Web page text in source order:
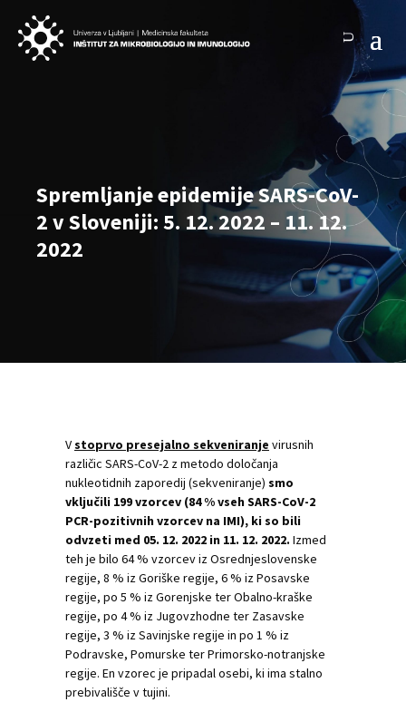
Spremljanje epidemije SARS-CoV-
2 v Sloveniji: 5. 12. 2022 – 11. 12.
2022
Vstoprvo presejalno sekveniranje virusnih
različic SARS-CoV-2 z metodo določanja
nukleotidnih zaporedij (sekveniranje) smo
vključili 199 vzorcev (84 % vseh SARS-CoV-2
PCR-pozitivnih vzorcev na IMI), ki so bili
odvzeti med 05. 12. 2022 in 11. 12. 2022. Izmed
teh je bilo 64 % vzorcev iz Osrednjeslovenske
regije, 8 % iz Goriške regije, 6 % iz Posavske
regije, po 5 % iz Gorenjske ter Obalno-kraške
regije, po 4 % iz Jugovzhodne ter Zasavske
regije, 3 % iz Savinjske regije in po 1 % iz
Podravske, Pomurske ter Primorsko-notranjske
regije. En vzorec je pripadal osebi, ki ima stalno
prebivališče v tujini.